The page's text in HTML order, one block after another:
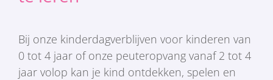
Bij onze kinderdagverblijven voor kinderen van
0 tot 4 jaar of onze peuteropvang vanaf 2 tot 4
jaar volop kan je kind ontdekken, spelen en